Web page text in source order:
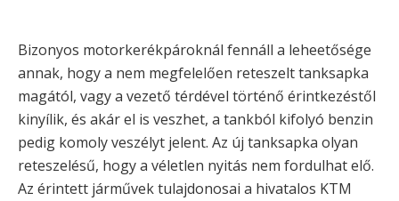
Bizonyos motorkerékpároknál fennáll a leheetősége
annak, hogy a nem megfelelően reteszelt tanksapka
magától, vagy a vezető térdével történő érintkezéstől
kinyílik, és akár el is veszhet, a tankból kifolyó benzin
pedig komoly veszélyt jelent. Az új tanksapka olyan
reteszelésű, hogy a véletlen nyitás nem fordulhat elő.
Az érintett járművek tulajdonosai a hivatalos KTM